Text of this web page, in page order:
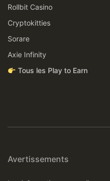
Rollbit Casino
Cryptokitties
Sorare
Axie Infinity
Tous les Play to Earn
Avertissements